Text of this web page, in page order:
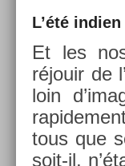
L’été
Et les
réjouir de
loin
tous que
soit-il,